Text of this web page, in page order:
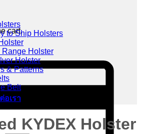
cart.
to Ship Holsters
Range Holster
Holster
& Patterns
Belt
อเรา
KYDEX Holster